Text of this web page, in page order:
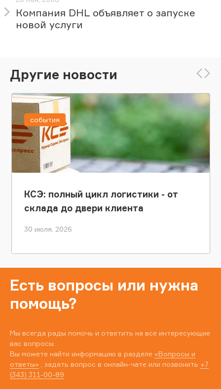
Компания DHL объявляет о запуске
новой услуги
Другие новости
КСЭ: полный цикл логистики - от
склада до двери клиента
30 июля, 2026
события
Есть вопросы или нужна
помощь?
Мы всегда рады помочь и ответить на все интересующие
вас вопросы.
Вы можете найти информацию в разделе «Вопросы и
ответы» , задать вопрос в онлайн-чате или позвонить +7
(343) 311-00-89